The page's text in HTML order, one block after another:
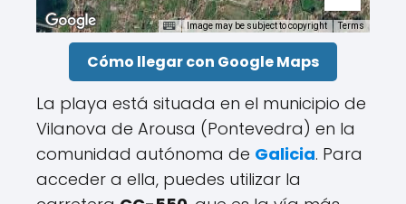
Image may be subject to copyright Terms
Cómo llegar con Google Maps
La playa está situada en el municipio de
Vilanova de Arousa (Pontevedra) en la
comunidad autónoma de Galicia. Para
acceder a ella, puedes utilizar la